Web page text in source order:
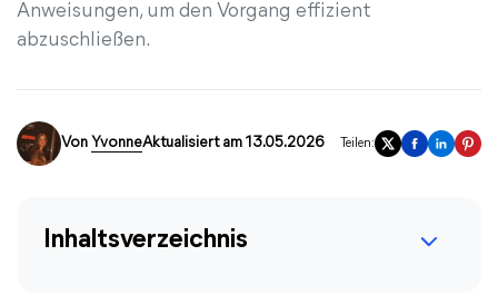
Anweisungen, um den Vorgang effizient
abzuschließen.
Von YvonneAktualisiert am 13.05.2026 Teilen:
Inhaltsverzeichnis